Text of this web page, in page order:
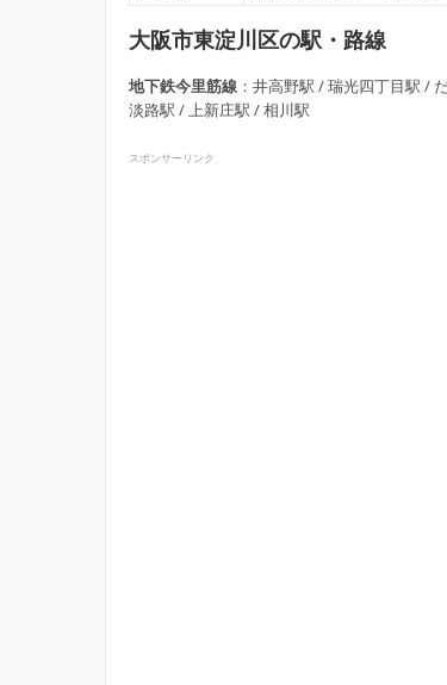
大阪市東淀川区の駅・路線
地下鉄今里筋線 ：井高野駅 / 瑞光四丁目駅 /
淡路駅 / 上新庄駅 / 相川駅
スポンサーリンク